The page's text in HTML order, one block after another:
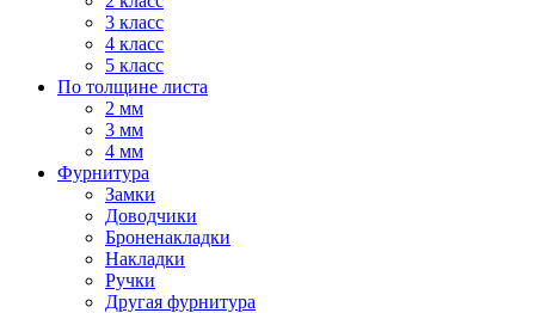
3 класс
4 класс
5 класс
По толщине листа
2 мм
3 мм
4 мм
Фурнитура
Замки
Доводчики
Броненакладки
Накладки
Ручки
Другая фурнитура